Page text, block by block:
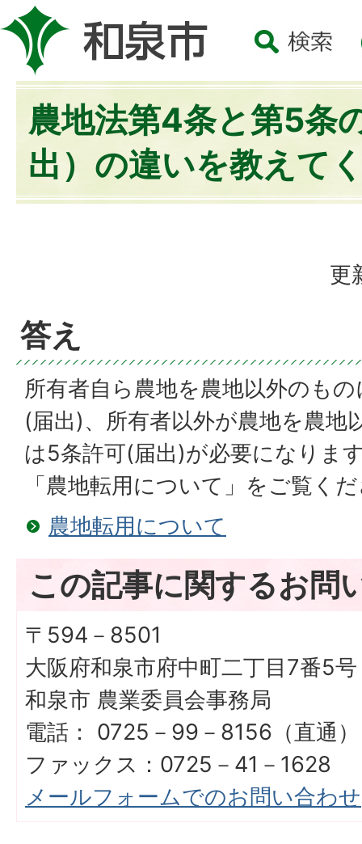
農地法第4条と第5条
出）の違いを教えて
更
答え
所有者自ら農地を農地以外のも
(届出)、所有者以外が農地を農地
は5条許可(届出)が必要になりま
「農地転用について」をご覧く
農地転用について
この記事に関するお問
〒594－8501
大阪府和泉市府中町二丁目7番5号
和泉市 農業委員会事務局
電話： 0725－99－8156（直通）
ファックス：0725－41－1628
メールフォームでのお問い合わせ